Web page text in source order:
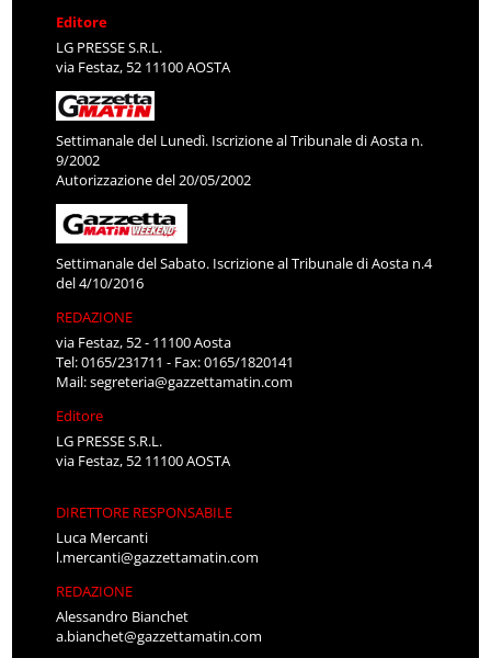
Editore
LG PRESSE S.R.L.
via Festaz, 52 11100 AOSTA
Settimanale del Lunedì. Iscrizione al Tribunale di Aosta n.
9/2002
Autorizzazione del 20/05/2002
Settimanale del Sabato. Iscrizione al Tribunale di Aosta n.4
del 4/10/2016
REDAZIONE
via Festaz, 52 - 11100 Aosta
Tel: 0165/231711 - Fax: 0165/1820141
Mail:segreteria@gazzettamatin.com
Editore
LG PRESSE S.R.L.
via Festaz, 52 11100 AOSTA
DIRETTORE RESPONSABILE
Luca Mercanti
l.mercanti@gazzettamatin.com
REDAZIONE
Alessandro Bianchet
a.bianchet@gazzettamatin.com